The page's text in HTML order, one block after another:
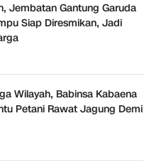
Jembatan Gantung Garuda
Siap Diresmikan, Jadi
Wilayah, Babinsa Kabaena
Petani Rawat Jagung Demi